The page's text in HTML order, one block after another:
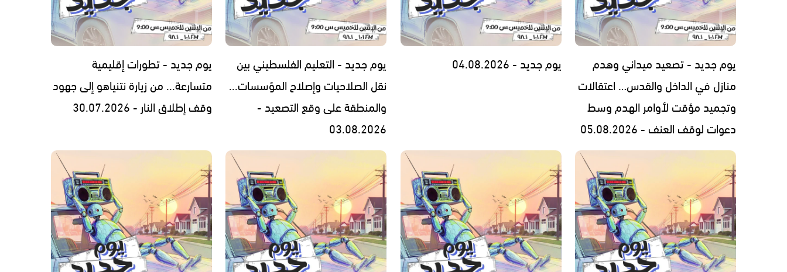
يوم جديد - تصعيد ميداني وهدم
منازل في الداخل والقدس… اعتقالات
وتجميد مؤقت لأوامر الهدم وسط
دعوات لوقف العنف - 05.08.2026
يوم جديد - 04.08.2026
يوم جديد - التعليم الفلسطيني بين
نقل الصلاحيات وإصلاح المؤسسات...
والمنطقة على وقع التصعيد -
03.08.2026
يوم جديد - تطورات إقليمية
متسارعة... من زيارة نتنياهو إلى جهود
وقف إطلاق النار - 30.07.2026